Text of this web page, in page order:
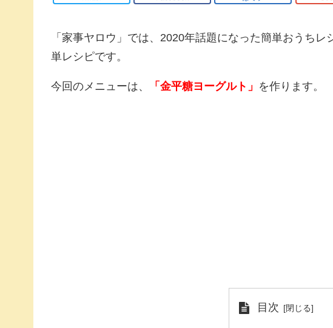
「家事ヤロウ」では、2020年話題になった簡単おうち
単レシピです。
今回のメニューは、 「金平糖ヨーグルト」 を作ります。
目次